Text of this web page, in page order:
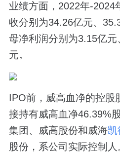
业绩方面，2022年-2024
收分别为34.26亿元、
母净利润分别为3.15亿
元。
IPO前，威高血净的控股
接持有威高血净46.39%
集团、威高股份和威海凯
股份，系公司实际控制人